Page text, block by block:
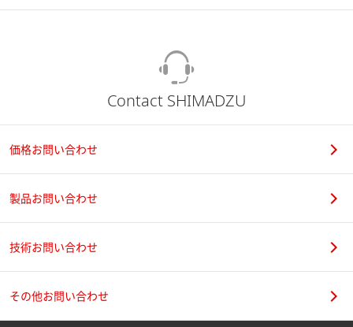
Contact SHIMADZU
価格お問い合わせ
製品お問い合わせ
技術お問い合わせ
その他お問い合わせ